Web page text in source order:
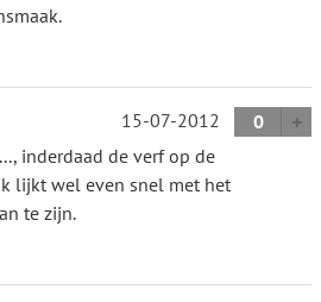
15-07-2012
0
inderdaad de verf op de
lijkt wel even snel met het
te zijn.